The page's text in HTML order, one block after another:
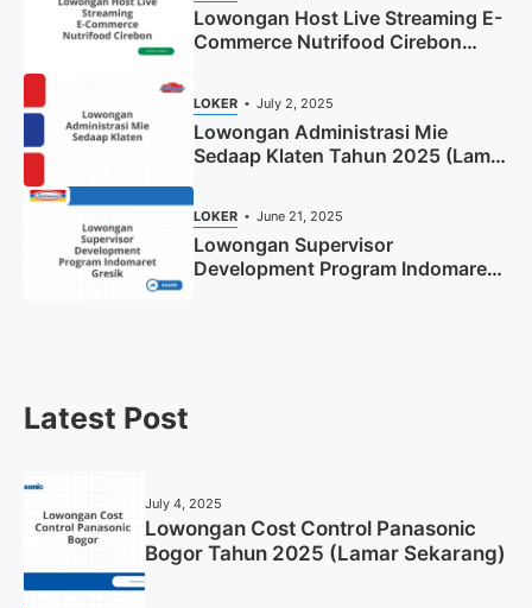
Lowongan Host Live Streaming E-
Commerce Nutrifood Cirebon
LOKER July 2, 2025
Lowongan Administrasi Mie
Sedaap Klaten Tahun 2025 (Lamar
LOKER June 21, 2025
Lowongan Supervisor
Development Program Indomaret
Latest Post
July 4, 2025
Lowongan Cost Control Panasonic
Bogor Tahun 2025 (Lamar Sekarang)